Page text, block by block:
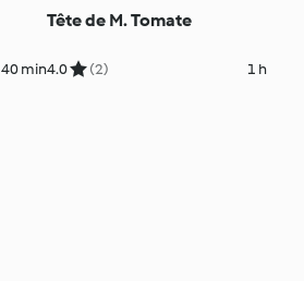
40 min
Tête de M. Tomate
4.0 (2) 1 h